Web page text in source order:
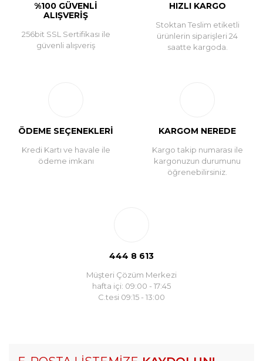
%100 GÜVENLİ
ALIŞVERİŞ
256bit SSL Sertifikası ile
güvenli alışveriş
HIZLI KARGO
Stoktan Teslim etiketli
ürünlerin siparişleri 24
saatte kargoda.
ÖDEME SEÇENEKLERİ
Kredi Kartı ve havale ile
ödeme imkanı
KARGOM NEREDE
Kargo takip numarası ile
kargonuzun durumunu
öğrenebilirsiniz.
444 8 613
Müşteri Çözüm Merkezi
hafta içi: 09:00 - 17:45
C.tesi 09:15 - 13:00